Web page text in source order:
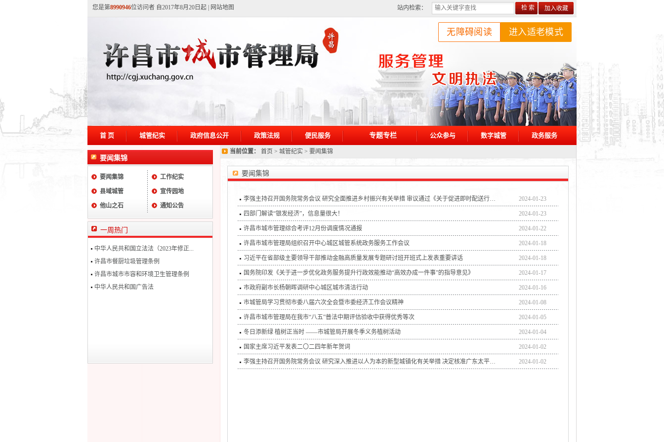
进入适老模式
无障碍阅读
您是第8990946位访问者 自2017年8月20日起 网站地图 站内检索： 加入收藏
首 页 城管纪实 政府信息公开 政策法规 便民服务 专题专栏 公众参与 数字城管 政务服务
当前位置： 首页 > 城管纪实 > 要闻集锦
要闻集锦
李强主持召开国务院常务会议 研究全面推进乡村振兴有关举措 审议通过《关于促进即时配送行业高质量发展的指导意见》 研究部署推动人工智能赋能新型工业化有关工作 听取资本市场运行情况及工作考虑的汇报 讨论《中华人民共和国原子能法（草案）》和《中华人民共和国反洗钱法（修订草案）》 2024-01-23
四部门解读“银发经济”，信息量很大！ 2024-01-23
许昌市城市管理综合考评12月份调度情况通报 2024-01-22
许昌市城市管理局组织召开中心城区城管系统政务服务工作会议 2024-01-18
习近平在省部级主要领导干部推动金融高质量发展专题研讨班开班式上发表重要讲话 2024-01-18
国务院印发《关于进一步优化政务服务提升行政效能推动“高效办成一件事”的指导意见》 2024-01-17
市政府副市长杨朝晖调研中心城区城市清洁行动 2024-01-16
市城管局学习贯彻市委八届六次全会暨市委经济工作会议精神 2024-01-08
许昌市城市管理局在我市“八五”普法中期评估验收中获得优秀等次 2024-01-05
冬日添新绿 植树正当时 ——市城管局开展冬季义务植树活动 2024-01-04
国家主席习近平发表二〇二四年新年贺词 2024-01-02
李强主持召开国务院常务会议 研究深入推进以人为本的新型城镇化有关举措 决定核准广东太平岭、浙江金七门核电项目 讨论《中华人民共和国统计法（修正草案）》 审议通过《中华人民共和国档案法实施条例（草案）》和《国务院关于经营者集中申报标准的规定（修订草案）》 2024-01-02
要闻集锦
要闻集锦 工作纪实
县域城管 宣传园地
他山之石 通知公告
一周热门
中华人民共和国立法法（2023年修正...
许昌市餐厨垃圾管理条例
许昌市城市市容和环境卫生管理条例
中华人民共和国广告法